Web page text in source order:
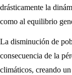
drásticamente la
como al equilibrio
La disminución de
consecuencia de la
climáticos, creando